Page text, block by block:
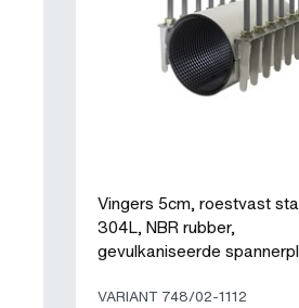
Vingers 5cm, roestvast
304L, NBR rubber,
gevulkaniseerde
VARIANT 748/02-1112